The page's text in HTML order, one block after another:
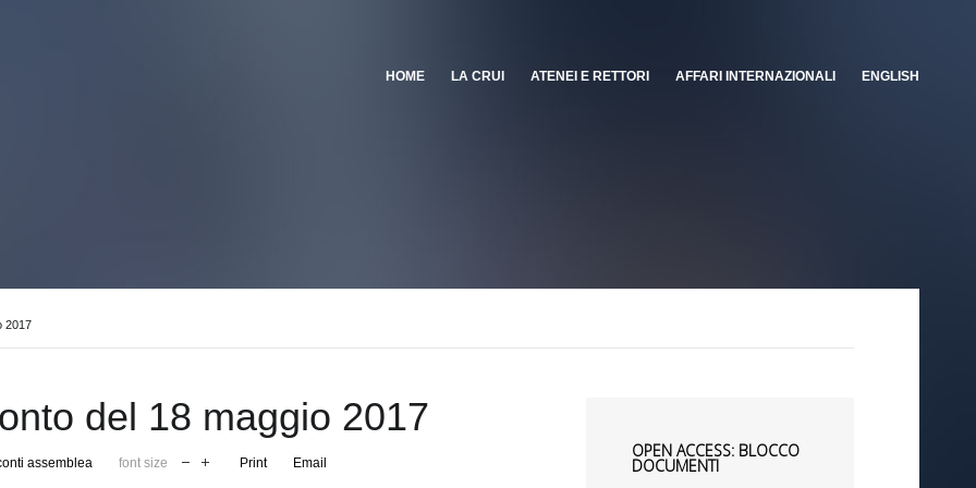
HOME LA CRUI ATENEI E RETTORI AFFARI INTERNAZIONALI ENGLISH
2017
del 18 maggio 2017
assemblea font size Print Email
OPEN ACCESS: BLOCCO
DOCUMENTI